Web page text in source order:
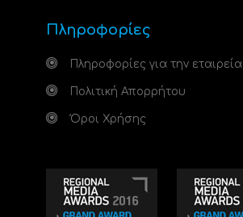
Πληροφορίες
Πληροφορίες για την εταιρεία
Πολιτική Απορρήτου
Όροι Χρήσης